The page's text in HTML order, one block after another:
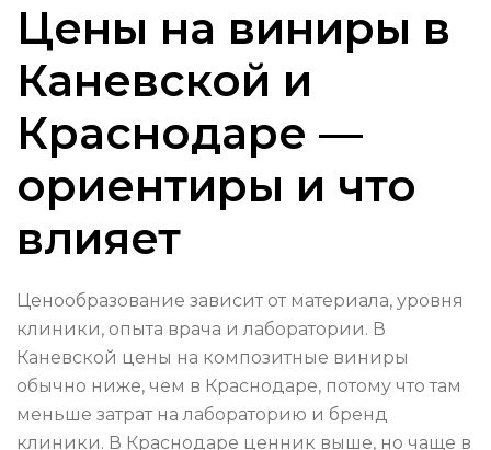
Цены на виниры в
Каневской и
Краснодаре —
ориентиры и что
влияет
Ценообразование зависит от материала, уровня
клиники, опыта врача и лаборатории. В
Каневской цены на композитные виниры
обычно ниже, чем в Краснодаре, потому что там
меньше затрат на лабораторию и бренд
клиники. В Краснодаре ценник выше, но чаще в